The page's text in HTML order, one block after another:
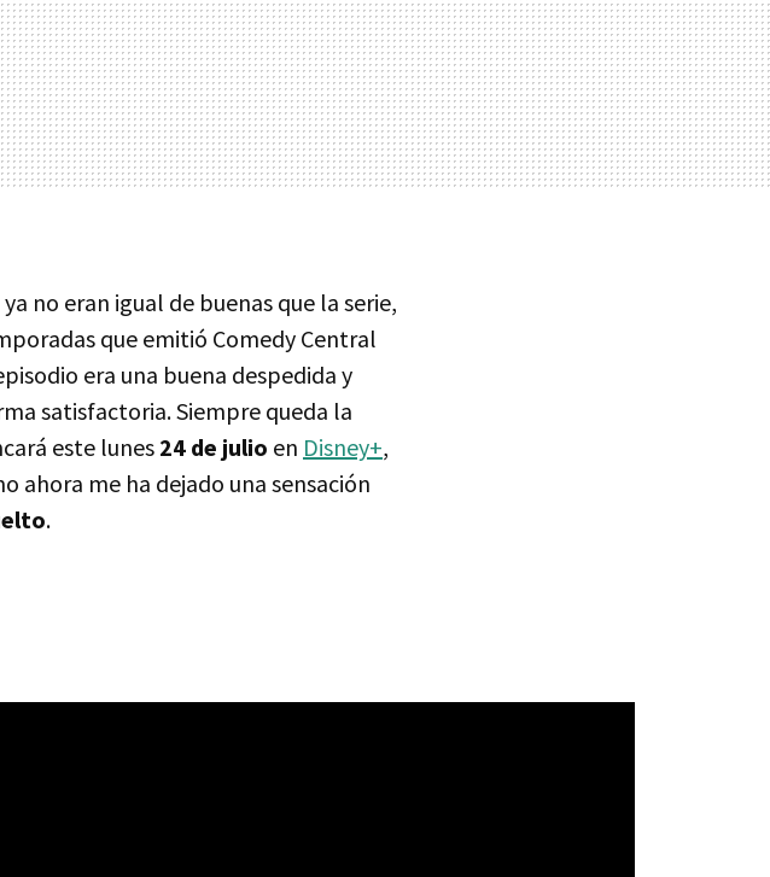
no eran igual de buenas que la serie,
que emitió Comedy Central
era una buena despedida y
satisfactoria. Siempre queda la
este lunes 24 de julio en Disney+,
ahora me ha dejado una sensación
.